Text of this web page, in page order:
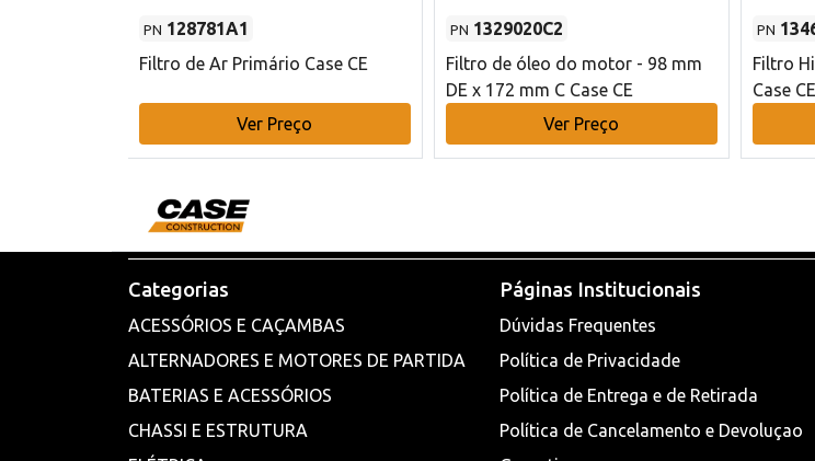
PN 128781A1
Filtro de Ar Primário Case CE
Ver Preço
PN 1329020C2
Filtro de óleo do motor - 98 mm
DE x 172 mm C Case CE
Ver Preço
PN
Filtro
Case CE
Categorias
ACESSÓRIOS E CAÇAMBAS
ALTERNADORES E MOTORES DE PARTIDA
BATERIAS E ACESSÓRIOS
CHASSI E ESTRUTURA
Páginas Institucionais
Dúvidas Frequentes
Política de Privacidade
Política de Entrega e de Retirada
Política de Cancelamento e Devoluçao